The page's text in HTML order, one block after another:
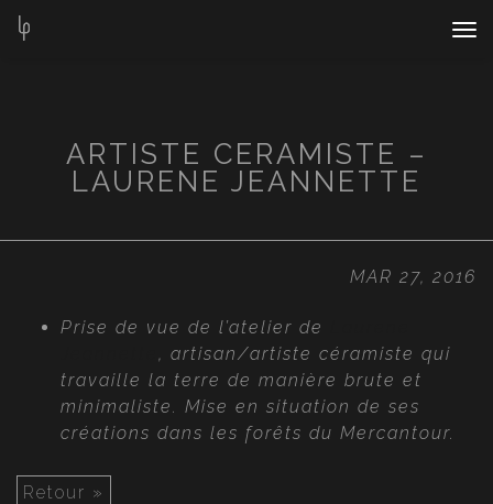
ARTISTE CERAMISTE –
LAURENE JEANNETTE
MAR 27, 2016
Prise de vue de l’atelier de
, artisan/artiste céramiste qui
travaille la terre de manière brute et
minimaliste. Mise en situation de ses
créations dans les forêts du Mercantour.
Retour »